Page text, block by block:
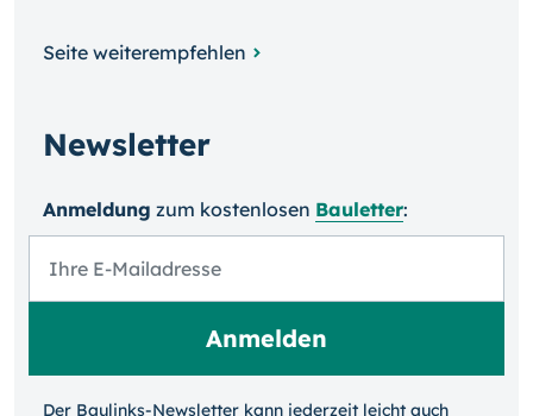
Seite weiterempfehlen
Newsletter
Anmeldung zum kosten­losen Bauletter:
Der Baulinks-Newsletter kann jeder­zeit leicht auch